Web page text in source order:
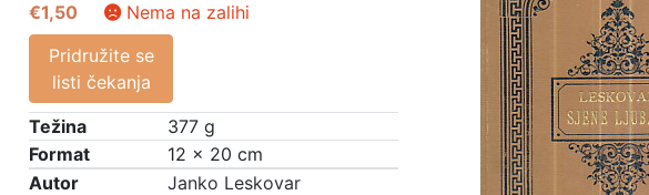
€1,50
Nema na zalihi
Pridružite se
listi čekanja
Težina
377 g
Format
12 × 20 cm
Autor
Janko Leskovar